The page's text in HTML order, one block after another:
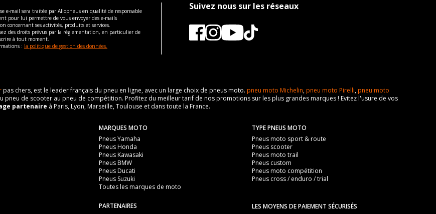
e-mail sera traitée par Allopneus en qualité de responsable
pour lui permettre de vous envoyer des e-mails
concernant ses activités, produits et services.
des droits prévus par la règlementation, en particulier de
à tout moment.
: la politique de gestion des données.
Suivez nous sur les réseaux
pas chers, est le leader français du pneu en ligne, avec un large choix de pneus moto. pneu moto Michelin,pneu moto Pirelli,pneu moto
pneu de scooter au pneu de compétition. Profitez du meilleur tarif de nos promotions sur les plus grandes marques ! Evitez l'usure de vos
partenaire à Paris, Lyon, Marseille, Toulouse et dans toute la France.
MARQUES MOTO
Pneus Yamaha
Pneus Honda
Pneus Kawasaki
Pneus BMW
Pneus Ducati
Pneus Suzuki
Toutes les marques de moto
TYPE PNEUS MOTO
Pneus moto sport & route
Pneus scooter
Pneus moto trail
Pneus custom
Pneus moto compétition
Pneus cross / enduro / trial
PARTENAIRES
LES MOYENS DE PAIEMENT SÉCURISÉS